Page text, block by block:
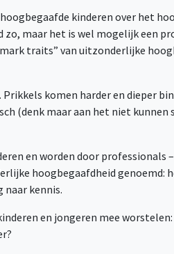
kinderen over het
maar het is wel mogelijk een
traits” van uitzonderlijke
komen harder en dieper
(denk maar aan het niet
en worden door professionals
hoogbegaafdheid genoemd:
naar kennis.
en jongeren mee